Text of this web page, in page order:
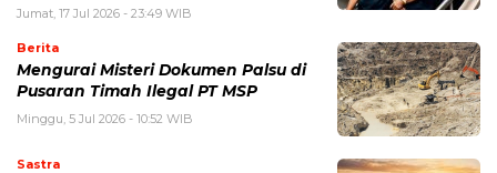
Jumat, 17 Jul 2026 - 23:49 WIB
Berita
Mengurai Misteri Dokumen Palsu di
Pusaran Timah Ilegal PT MSP
Minggu, 5 Jul 2026 - 10:52 WIB
Sastra